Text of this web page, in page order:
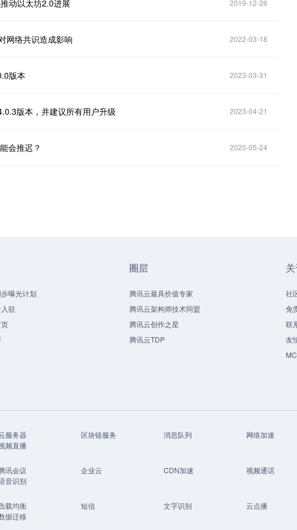
动以太坊2.0进展 2019-12-26
网络共识造成影响 2022-03-18
版本 2023-03-31
版本，并建议所有用户升级 2023-04-21
会推迟？ 2020-05-24
曝光计划
驻
圈层
腾讯云最具价值专家
腾讯云架构师技术同盟
腾讯云创作之星
腾讯云TDP
社
免
联
友
服务器 区块链服务 消息队列
网络加速
频直播
讯会议 企业云 CDN加速
视频通话
音识别
载均衡 短信 文字识别
云点播
据迁移